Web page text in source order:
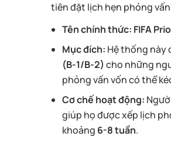
tiên đặt lịch hẹn phỏng
Tên chính thức: FIFA
Mục đích: Hệ thống này
(B-1/B-2) cho những
phỏng vấn vốn có thể
Cơ chế hoạt động:
giúp họ được xếp lịch
khoảng 6-8 tuần.